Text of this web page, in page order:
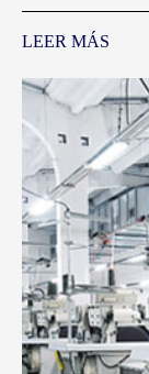
LEER MÁS